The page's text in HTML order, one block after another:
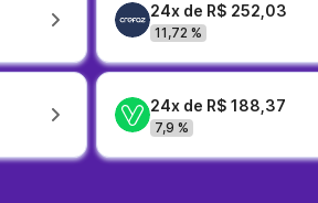
24x de R$ 252,03
11,72 %
24x de R$ 188,37
7,9 %